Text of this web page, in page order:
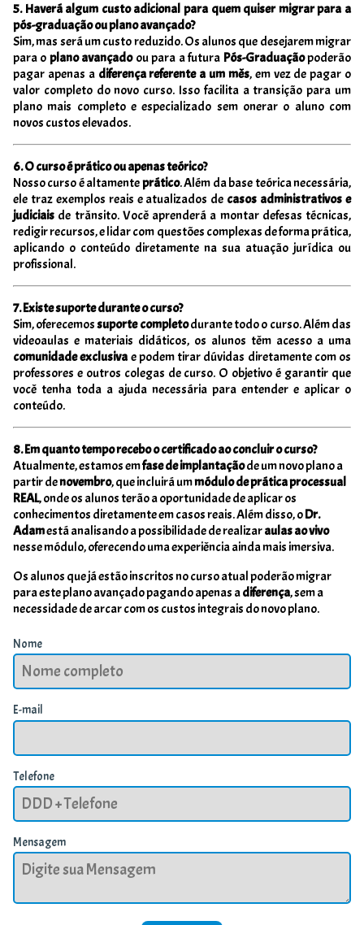
5. Haverá algum custo adicional para quem quiser migrar para a
pós-graduação ou plano avançado?
Sim, mas será um custo reduzido. Os alunos que desejarem migrar
para o plano avançadoou para a futura Pós-Graduaçãopoderão
pagar apenas a diferença referente a um mês, em vez de pagar o
valor completo do novo curso. Isso facilita a transição para um
plano mais completo e especializado sem onerar o aluno com
novos custos elevados.
6. O curso é prático ou apenas teórico?
Nosso curso é altamenteprático. Além da base teórica necessária,
ele traz exemplos reais e atualizados de casos administrativos e
judiciais de trânsito. Você aprenderá a montar defesas técnicas,
redigir recursos, e lidar com questões complexas de forma prática,
aplicando o conteúdo diretamente na sua atuação jurídica ou
profissional.
7. Existe suporte durante o curso?
Sim, oferecemossuporte completodurante todo o curso. Além das
videoaulas e materiais didáticos, os alunos têm acesso a uma
comunidade exclusivae podem tirar dúvidas diretamente com os
professores e outros colegas de curso. O objetivo é garantir que
você tenha toda a ajuda necessária para entender e aplicar o
conteúdo.
8. Em quanto tempo recebo o certificado ao concluir o curso?
Atualmente, estamos emfase de implantaçãode um novo plano a
partir denovembro, que incluirá ummódulo de prática processual
REAL, onde os alunos terão a oportunidade de aplicar os
conhecimentos diretamente em casos reais. Além disso, oDr.
Adamestá analisando a possibilidade de realizaraulas ao vivo
nesse módulo, oferecendo uma experiência ainda mais imersiva.
Os alunos que já estão inscritos no curso atual poderão migrar
para este plano avançado pagando apenas adiferença, sem a
necessidade de arcar com os custos integrais do novo plano.
Nome
E-mail
Telefone
Mensagem